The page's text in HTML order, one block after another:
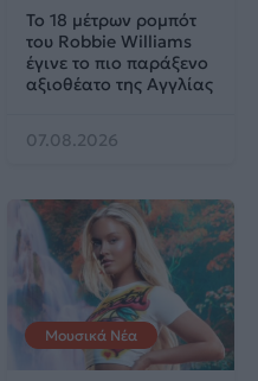
Το 18 μέτρων ρομπότ
του Robbie Williams
έγινε το πιο παράξενο
αξιοθέατο της Αγγλίας
07.08.2026
Μουσικά Νέα